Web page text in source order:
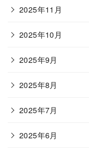
2025年11月
2025年10月
2025年9月
2025年8月
2025年7月
2025年6月